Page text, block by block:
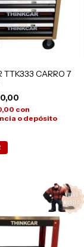
TTK333 CARRO 7
con
o depósito